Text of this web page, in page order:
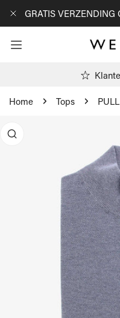
NAAR ARTIKEL
GRATIS VERZENDING
Home Tops